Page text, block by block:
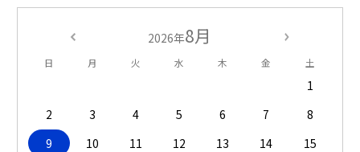
2026年8月
日 月 火 水 木 金 土
1
2
3 4 5 6 7
8
9
10 11 12 13 14
15